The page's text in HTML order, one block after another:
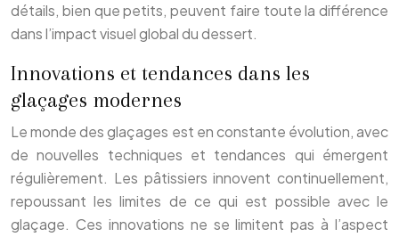
détails, bien que petits, peuvent faire toute la différence
dans l’impact visuel global du dessert.
Innovations et tendances dans les
glaçages modernes
Le monde des glaçages est en constante évolution, avec
de nouvelles techniques et tendances qui émergent
régulièrement. Les pâtissiers innovent continuellement,
repoussant les limites de ce qui est possible avec le
glaçage. Ces innovations ne se limitent pas à l’aspect